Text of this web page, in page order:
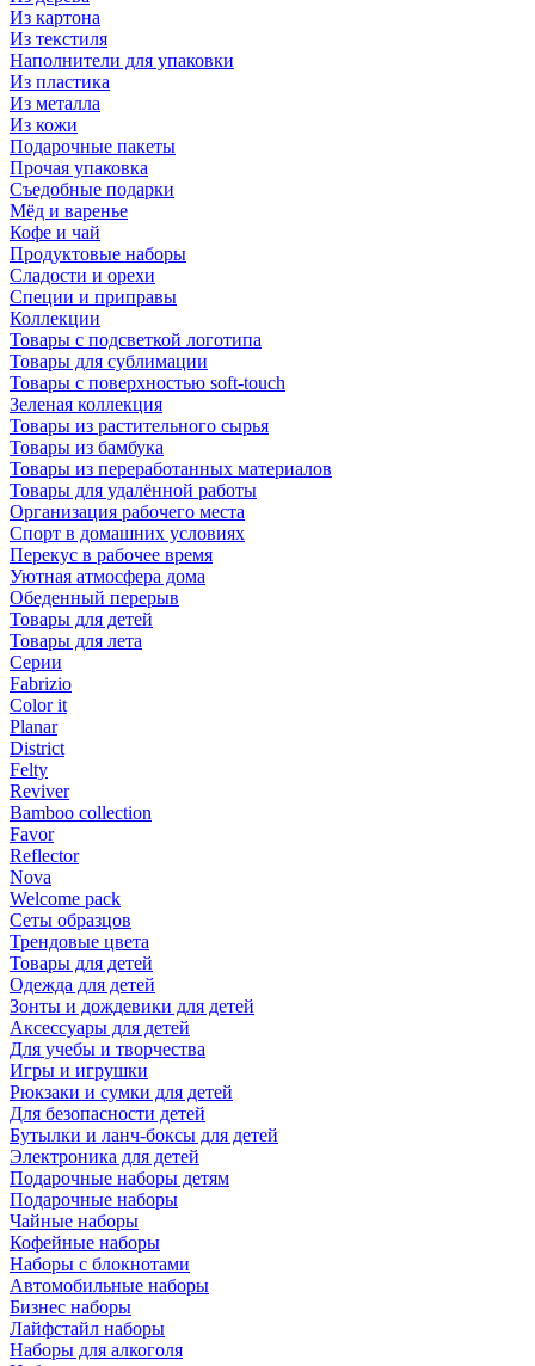
Из картона
Из текстиля
Наполнители для упаковки
Из пластика
Из металла
Из кожи
Подарочные пакеты
Прочая упаковка
Съедобные подарки
Мёд и варенье
Кофе и чай
Продуктовые наборы
Сладости и орехи
Специи и приправы
Коллекции
Товары с подсветкой логотипа
Товары для сублимации
Товары с поверхностью soft-touch
Зеленая коллекция
Товары из растительного сырья
Товары из бамбука
Товары из переработанных материалов
Товары для удалённой работы
Организация рабочего места
Спорт в домашних условиях
Перекус в рабочее время
Уютная атмосфера дома
Обеденный перерыв
Товары для детей
Товары для лета
Серии
Fabrizio
Color it
Planar
District
Felty
Reviver
Bamboo collection
Favor
Reflector
Nova
Welcome pack
Сеты образцов
Трендовые цвета
Товары для детей
Одежда для детей
Зонты и дождевики для детей
Аксессуары для детей
Для учебы и творчества
Игры и игрушки
Рюкзаки и сумки для детей
Для безопасности детей
Бутылки и ланч-боксы для детей
Электроника для детей
Подарочные наборы детям
Подарочные наборы
Чайные наборы
Кофейные наборы
Наборы с блокнотами
Автомобильные наборы
Бизнес наборы
Лайфстайл наборы
Наборы для алкоголя